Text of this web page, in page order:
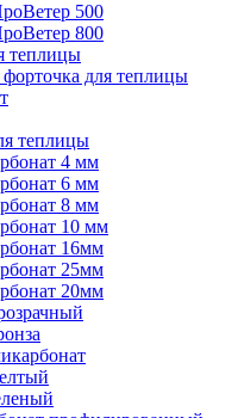
500
800
теплицы
для теплицы
теплицы
4 мм
6 мм
8 мм
10 мм
16мм
25мм
20мм